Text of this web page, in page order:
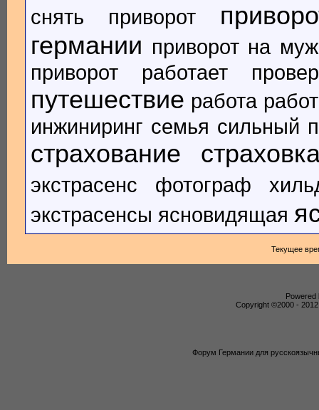
снять приворот
германии приворот на
приворот работает
путешествие работа
инжиниринг семья сильный
страхование
экстрасенс фотограф
экстрасенсы ясновидящая
Текущее
Powered
Copyright ©2000 -
Форум Германии для